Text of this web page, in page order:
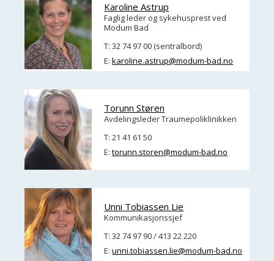
Karoline Astrup
Faglig leder og sykehusprest ved
Modum Bad
T: 32 74 97 00 (sentralbord)
E:karoline.astrup@modum-bad.no
Torunn Støren
Avdelingsleder Traumepoliklinikken
T: 21 41 61 50
E:torunn.storen@modum-bad.no
Unni Tobiassen Lie
Kommunikasjonssjef
T: 32 74 97 90 / 413 22 220
E:unni.tobiassen.lie@modum-bad.no